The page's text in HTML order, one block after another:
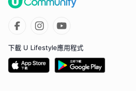
下載 U Lifestyle應用程式